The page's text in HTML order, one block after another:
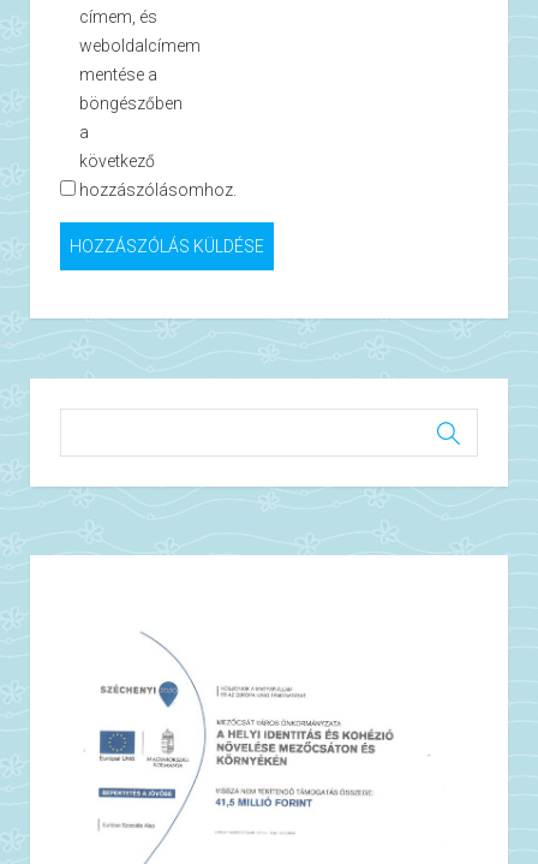
címem, és
weboldalcímem
mentése a
böngészőben
a
következő
hozzászólásomhoz.